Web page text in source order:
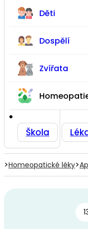
Děti
Dospělí
Zvířata
Škola
>Homeopatické léky>